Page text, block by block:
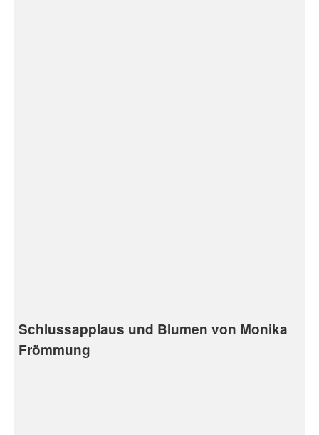
Schlussapplaus und Blumen von Monika
Frömmung